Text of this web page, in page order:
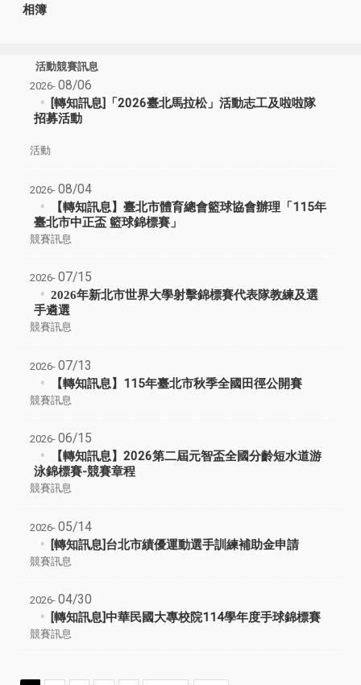
相簿
活動競賽訊息
2026- 08/06
[轉知訊息]「2026臺北馬拉松」活動志工及啦啦隊
招募活動
活動
2026- 08/04
【轉知訊息】臺北市體育總會籃球協會辦理「115年
臺北市中正盃 籃球錦標賽」
競賽訊息
2026- 07/15
2026年新北市世界大學射擊錦標賽代表隊教練及選
手遴選
競賽訊息
2026- 07/13
【轉知訊息】115年臺北市秋季全國田徑公開賽
競賽訊息
2026- 06/15
【轉知訊息】2026第二屆元智盃全國分齡短水道游
泳錦標賽-競賽章程
競賽訊息
2026- 05/14
[轉知訊息]台北市績優運動選手訓練補助金申請
競賽訊息
2026- 04/30
[轉知訊息]中華民國大專校院114學年度手球錦標賽
競賽訊息